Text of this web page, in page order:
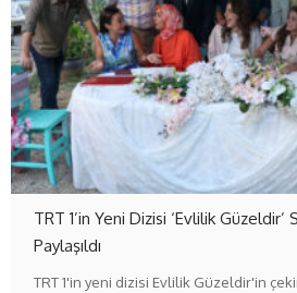
TRT 1’in Yeni Dizisi ‘Evlilik
Paylaşıldı
TRT 1'in yeni dizisi Evlilik Güzeldir'in